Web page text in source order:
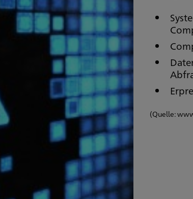
(Quelle: